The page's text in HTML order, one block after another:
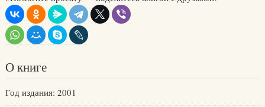
О книге
Год издания: 2001